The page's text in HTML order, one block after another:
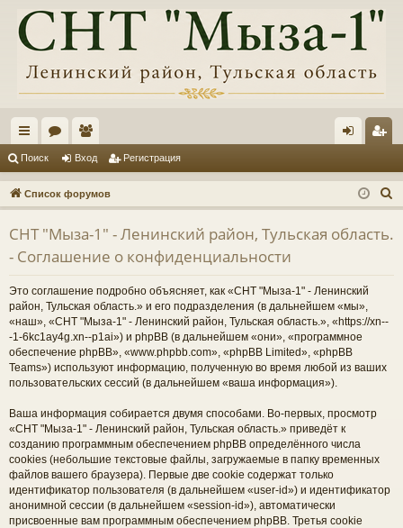
с
ы
лк
и
ум
ы
ол
ьз
ов
ат
ел
и
д ис
тр
ац
Поиск Вход Регистрация
Список форумов
о
СНТ "Мыза-1" - Ленинский район, Тульская область.
- Соглашение о конфиденциальности
Это соглашение подробно объясняет, как «СНТ "Мыза-1" - Ленинский
район, Тульская область.» и его подразделения (в дальнейшем «мы»,
«наш», «СНТ "Мыза-1" - Ленинский район, Тульская область.», «https://xn--
-1-6kc1ay4g.xn--p1ai») и phpBB (в дальнейшем «они», «программное
обеспечение phpBB», «www.phpbb.com», «phpBB Limited», «phpBB
Teams») используют информацию, полученную во время любой из ваших
пользовательских сессий (в дальнейшем «ваша информация»).
Ваша информация собирается двумя способами. Во-первых, просмотр
«СНТ "Мыза-1" - Ленинский район, Тульская область.» приведёт к
созданию программным обеспечением phpBB определённого числа
cookies (небольшие текстовые файлы, загружаемые в папку временных
файлов вашего браузера). Первые две cookie содержат только
идентификатор пользователя (в дальнейшем «user-id») и идентификатор
анонимной сессии (в дальнейшем «session-id»), автоматически
присвоенные вам программным обеспечением phpBB. Третья cookie